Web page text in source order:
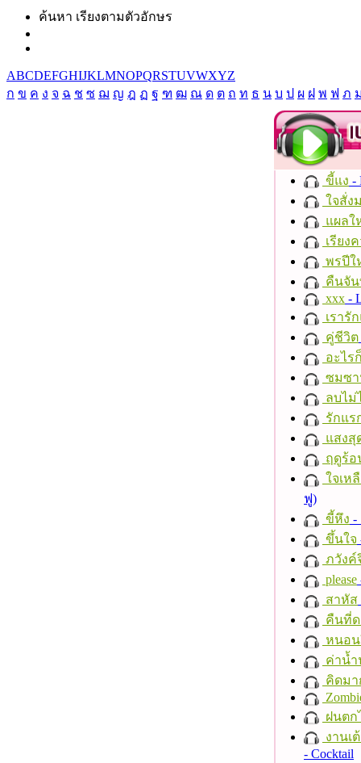
ค้นหา เรียงตามตัวอักษร
ABCDEFGHIJKLMNOPQRSTUVWXYZ
ก ข ค ง จ ฉ ช ซ ฌ ญ ฎ ฏ ฐ ฑ ฒ ณ ด ต ถ ท ธ น บ ป ผ ฝ พ ฟ ภ
ขี้แง -
ใจสั่ง
แผลใ
เรียง
พรปีใ
คืนจั
xxx -
เรารั
คู่ชีวิต
อะไร
ซมซ
ลบไม่
รักแร
แสงสุ
ฤดูร้อ
ใจเห
ฟู)
ขี้หึง -
ขึ้นใจ
ภวังค์
please
สาหัส
คืนที่ด
หนอน
ค่าน้
คิดมา
ฝนตก
งานเ
- Cocktail